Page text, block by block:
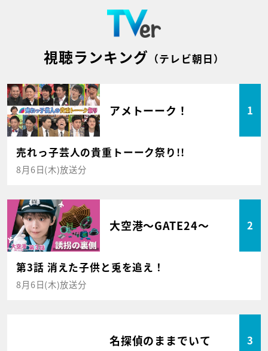
視聴ランキング （テレビ朝日）
アメトーーク！ 1
売れっ子芸人の貴重トーーク祭り!!
8月6日(木)放送分
大空港～GATE24～ 2
第3話 消えた子供と兎を追え！
8月6日(木)放送分
名探偵のままでいて 3